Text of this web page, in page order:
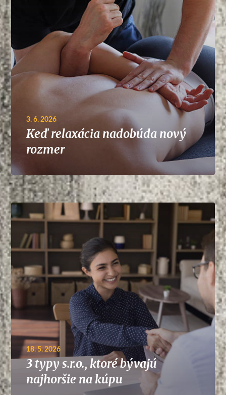
3. 6. 2026
Keď relaxácia nadobúda nový
rozmer
18. 5. 2026
3 typy s.r.o., ktoré bývajú
najhoršie na kúpu